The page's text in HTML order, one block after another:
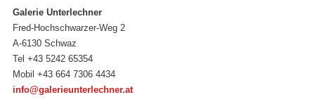
Galerie Unterlechner
Fred-Hochschwarzer-Weg 2
A-6130 Schwaz
Tel +43 5242 65354
Mobil +43 664 7306 4434
info@galerieunterlechner.at